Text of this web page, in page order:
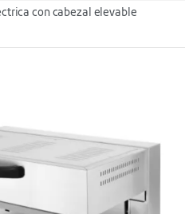
con cabezal elevable